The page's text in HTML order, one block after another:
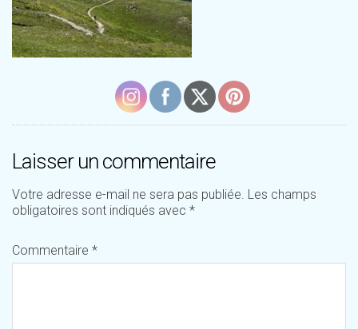
Laisser un commentaire
Votre adresse e-mail ne sera pas publiée. Les champs
obligatoires sont indiqués avec *
Commentaire *